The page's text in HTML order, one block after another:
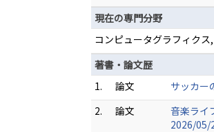
現在の専門分野
コンピュータグラフィク
著書・論文歴
1.
論文
サッカー
2.
論文
音楽ライ
2026/05/